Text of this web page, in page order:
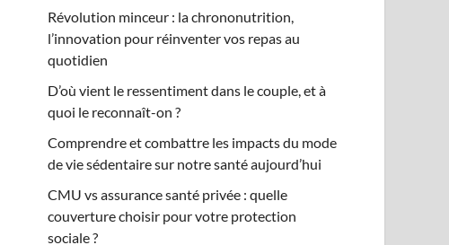
Révolution minceur : la chrononutrition,
l’innovation pour réinventer vos repas au
quotidien
D’où vient le ressentiment dans le couple, et à
quoi le reconnaît-on ?
Comprendre et combattre les impacts du mode
de vie sédentaire sur notre santé aujourd’hui
CMU vs assurance santé privée : quelle
couverture choisir pour votre protection
sociale ?